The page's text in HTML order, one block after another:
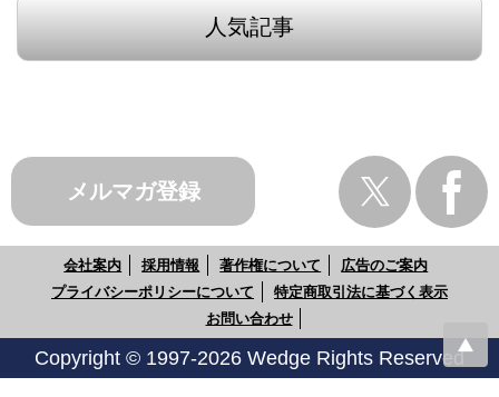
人気記事
メルマガ登録
会社案内 採用情報 著作権について
広告のご案内
プライバシーポリシーについて
特定商取引法に基づく表示
お問い合わせ
Copyright © 1997-2026 Wedge Rights Reserved